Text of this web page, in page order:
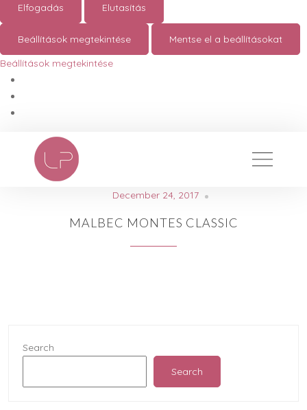
Elfogadás Elutasítás
Beállítások megtekintése
Mentse el a beállításokat
Beállítások megtekintése
December 24, 2017
MALBEC MONTES CLASSIC
Search
Search